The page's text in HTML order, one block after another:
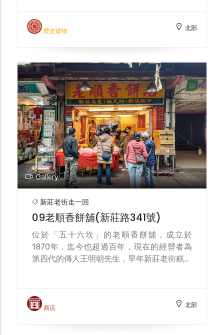
隆18年(1753)才完成，並改稱為「慈祐宮」。
慈祐宮廟埕前的花崗岩，係為300多年前的壓
風耳。廟內亦供奉恩主公、觀世音、達摩祖
師、韋陀護法與十八羅漢等佛教神祇，亦奉祀
民間土地信仰的土地公和山神，顯示其廟宇媽
祖、佛和地域神信仰交融的風格。 慈祐宮每
年重要慶典可分為春秋2次祭典。春祭於媽祖
聖誕農曆3月23日舉行；秋祭則在農曆9月9日
媽祖羽化升天的日子舉行。在春秋2次大祭典
中，會盛大舉行傳統的三獻禮儀式。
歷史建物 北部
Gallery
新莊老街走一回
09老順香餅舖(新莊路341號)
位於「五十六坎」的老順香餅舖，成立於
1870年，迄今也超過百年，現在的經營者為
第四代的傳人王明朝先生，早年新莊老街糕餅
繁多，最具特色的莫過是平價美食-鹹光餅與
金牌鳳梨酥。鹹光餅又稱為「平安餅」，早年
商店 北部